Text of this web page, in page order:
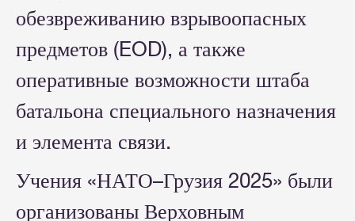
обезвреживанию взрывоопасных
предметов (EOD), а также
оперативные возможности штаба
батальона специального назначения
и элемента связи.
Учения «НАТО–Грузия 2025» были
организованы Верховным